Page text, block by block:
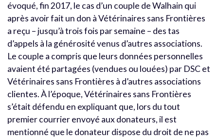
évoqué, fin 2017, le cas d’un couple de Walhain qui
après avoir fait un don à Vétérinaires sans Frontières
a reçu – jusqu’à trois fois par semaine – des tas
d’appels à la générosité venus d’autres associations.
Le couple a compris que leurs données personnelles
avaient été partagées (vendues ou louées) par DSC et
Vétérinaires sans Frontières à d’autres associations
clientes. À l’époque, Vétérinaires sans Frontières
s’était défendu en expliquant que, lors du tout
premier courrier envoyé aux donateurs, il est
mentionné que le donateur dispose du droit de ne pas